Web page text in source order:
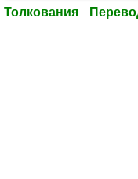
Толкования